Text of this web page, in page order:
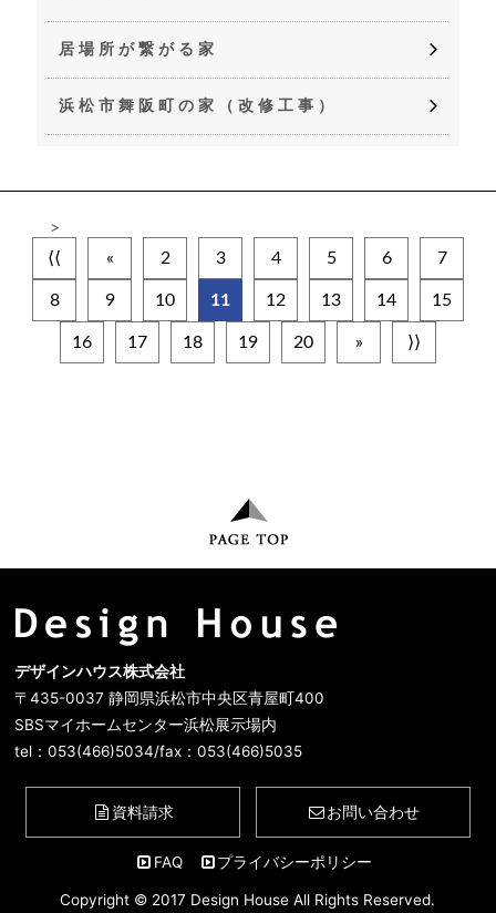
居場所が繋がる家
浜松市舞阪町の家（改修工事）
>
⟨⟨
« 2 3 4 5 6 7
8 9 10 11 12 13 14 15
16 17 18 19 20 » ⟩⟩
デザインハウス株式会社
〒435-0037 静岡県浜松市中央区青屋町400
SBSマイホームセンター浜松展示場内
tel：053(466)5034/fax：053(466)5035
資料請求 お問い合わせ
FAQ プライバシーポリシー
Copyright © 2017 Design House All Rights Reserved.